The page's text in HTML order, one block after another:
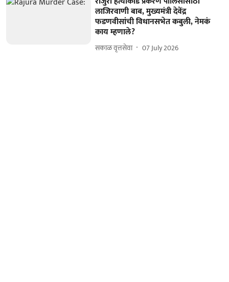
लाजिरवाणी बाब, मुख्यमंत्री देवेंद्र
फडणवीसांची विधानसभेत कबुली, नेमकं
काय म्हणाले?
सकाळ वृत्तसेवा 07 July 2026